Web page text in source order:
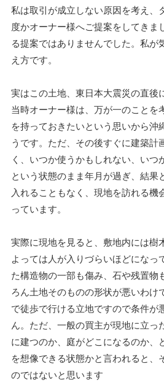
私は取引が成立しない原因を考え、
度かオーナー様へご提案をしてきま
る提案ではありませんでした。私が
え方です。
実はこの土地、東日本大震災の直後
当時オーナー様は、万が一のことを
を持っておきたいという思いから沖
うです。ただ、その後すぐに建築計
く、いつか使うかもしれない、いつ
という状態のまま年月が過ぎ、結果
入れることもなく、現地を訪れる機
っています。
実際に現地を見ると、敷地内には樹
よっては人が入りづらいほどになっ
た構造物の一部も傷み、石や残置物
ろん土地そのものの形状が悪いわけ
で徒歩で行ける立地ですので条件が
ん。ただ、一般の買主が現地に立っ
に建つのか、庭がどこになるのか、
を想像できる状態かと言われると、
のではないと思います